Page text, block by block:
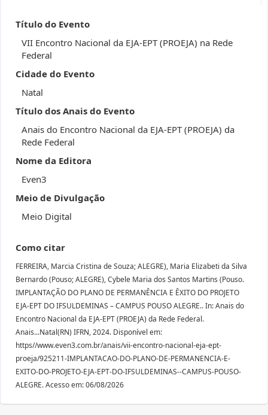
Título do Evento
VII Encontro Nacional da EJA-EPT (PROEJA) na Rede
Federal
Cidade do Evento
Natal
Título dos Anais do Evento
Anais do Encontro Nacional da EJA-EPT (PROEJA) da
Rede Federal
Nome da Editora
Even3
Meio de Divulgação
Meio Digital
Como citar
FERREIRA, Marcia Cristina de Souza; ALEGRE), Maria Elizabeti da Silva
Bernardo (Pouso; ALEGRE), Cybele Maria dos Santos Martins (Pouso.
IMPLANTAÇÃO DO PLANO DE PERMANÊNCIA E ÊXITO DO PROJETO
EJA-EPT DO IFSULDEMINAS – CAMPUS POUSO ALEGRE.. In: Anais do
Encontro Nacional da EJA-EPT (PROEJA) da Rede Federal.
Anais...Natal(RN) IFRN, 2024. Disponível em:
https//www.even3.com.br/anais/vii-encontro-nacional-eja-ept-
proeja/925211-IMPLANTACAO-DO-PLANO-DE-PERMANENCIA-E-
EXITO-DO-PROJETO-EJA-EPT-DO-IFSULDEMINAS--CAMPUS-POUSO-
ALEGRE. Acesso em: 06/08/2026